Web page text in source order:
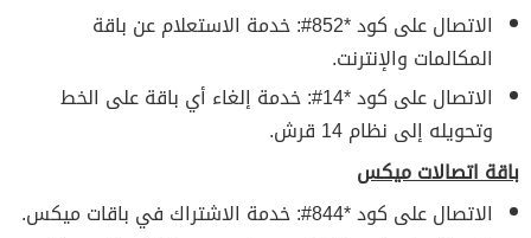
الاتصال على كود *852#: خدمة الاستعلام عن باقة
المكالمات والإنترنت.
الاتصال على كود *14#: خدمة إلغاء أي باقة على الخط
وتحويله إلى نظام 14 قرش.
باقة اتصالات ميكس
الاتصال على كود *844#: خدمة الاشتراك في باقات ميكس.